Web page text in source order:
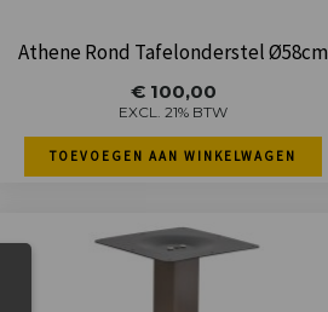
Athene Rond Tafelonderstel Ø58cm
€100,00
EXCL. 21% BTW
TOEVOEGEN AAN WINKELWAGEN